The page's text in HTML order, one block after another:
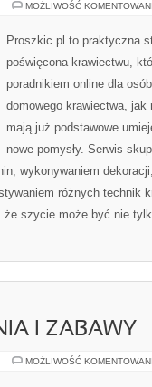
MOŻLIWOŚĆ
Proszkic.pl to praktyczna
poświęcona krawiectwu,
poradnikiem online dla
domowego krawiectwa,
mają już podstawowe
nowe pomysły. Serwis
wykonywaniem
różnych technik
że szycie może być nie
I ZABAWY
MOŻLIWOŚĆ